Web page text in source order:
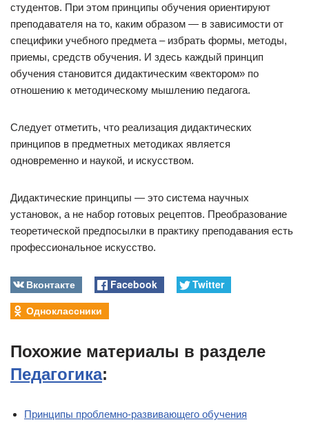
студентов. При этом принципы обучения ориентируют
преподавателя на то, каким образом — в зависимости от
специфики учебного предмета – избрать формы, методы,
приемы, средств обучения. И здесь каждый принцип
обучения становится дидактическим «вектором» по
отношению к методическому мышлению педагога.
Следует отметить, что реализация дидактических
принципов в предметных методиках является
одновременно и наукой, и искусством.
Дидактические принципы — это система научных
установок, а не набор готовых рецептов. Преобразование
теоретической предпосылки в практику преподавания есть
профессиональное искусство.
Вконтакте Facebook
Twitter
Одноклассники
Похожие материалы в разделе
Педагогика:
Принципы проблемно-развивающего обучения